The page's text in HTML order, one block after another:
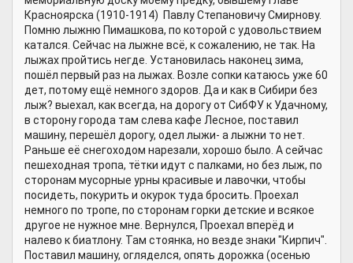
Красноярска (1910-1914) Павлу Степановичу Смирнову.
Помню лыжню Пимашкова, по которой с удовольствием
катался. Сейчас на лыжне всё, к сожалению, не так. На
лыжах пройтись негде. Установилась наконец зима,
пошёл первый раз на лыжах. Возле сопки катаюсь уже 60
дет, потому ещё немного здоров. Да и как в Сибири без
лыж? выехал, как всегда, на дорогу от СибФУ к Удачному,
в сторону города там слева кафе Лесное, поставил
машину, перешёл дорогу, одел лыжи- а лыжни то нет.
Раньше её снегоходом нарезали, хорошо было. А сейчас
пешеходная тропа, тётки идут с палками, но без лыж, по
сторонам мусорные урны красивые и лавочки, чтобы
посидеть, покурить и окурок туда бросить. Проехал
немного по тропе, по сторонам горки детские и всякое
другое не нужное мне. Вернулся, Проехал вперёд и
налево к биатлону. Там стоянка, но везде знаки "Кирпич".
Поставил машину, огляделся, опять дорожка (осенью